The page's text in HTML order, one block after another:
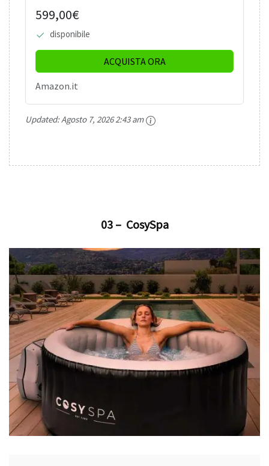
599,00€
disponibile
ACQUISTA ORA
Amazon.it
Updated:Agosto 7, 2026 2:43 am
03 – CosySpa